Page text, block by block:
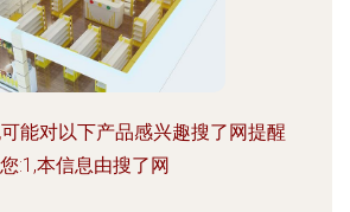
能对以下产品感兴趣搜了网提醒
您:1,本信息由搜了网